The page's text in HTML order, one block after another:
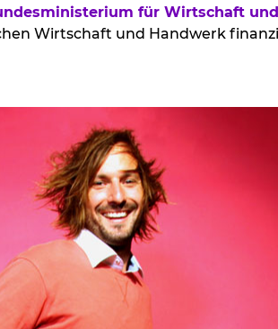
für Wirtschaft
Wirtschaft und Handwerk